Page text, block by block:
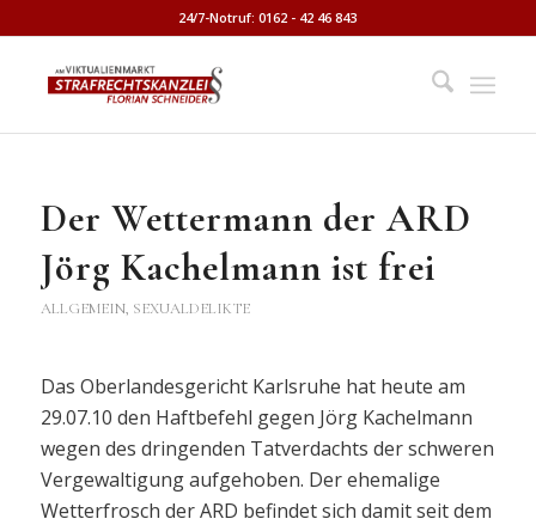
24/7-Notruf: 0162 - 42 46 843
Der Wettermann der ARD
Jörg Kachelmann ist frei
ALLGEMEIN, SEXUALDELIKTE
Das Oberlandesgericht Karlsruhe hat heute am
29.07.10 den Haftbefehl gegen Jörg Kachelmann
wegen des dringenden Tatverdachts der schweren
Vergewaltigung aufgehoben. Der ehemalige
Wetterfrosch der ARD befindet sich damit seit dem